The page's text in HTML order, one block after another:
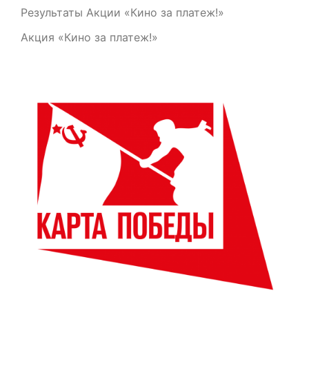
Результаты Акции «Кино за платеж!»
Акция «Кино за платеж!»